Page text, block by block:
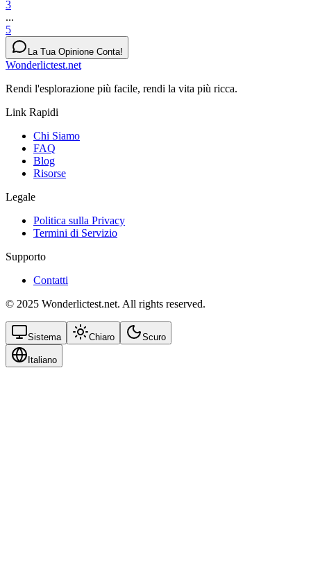
3
...
5
La Tua Opinione Conta!
Wonderlictest.net
Rendi l'esplorazione più facile, rendi la vita più ricca.
Link Rapidi
Chi Siamo
FAQ
Blog
Risorse
Legale
Politica sulla Privacy
Termini di Servizio
Supporto
Contatti
© 2025 Wonderlictest.net. All rights reserved.
Sistema Chiaro Scuro
Italiano